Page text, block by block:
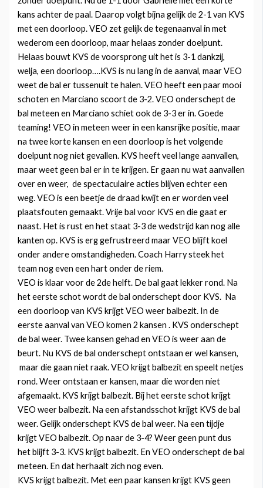
kans achter de paal. Daarop volgt bijna gelijk de 2-1 van KVS
met een doorloop. VEO zet gelijk de tegenaanval in met
wederom een doorloop, maar helaas zonder doelpunt.
Helaas bouwt KVS de voorsprong uit het is 3-1 dankzij,
welja, een doorloop….KVS is nu lang in de aanval, maar VEO
weet de bal er tussenuit te halen. VEO heeft een paar mooi
schoten en Marciano scoort de 3-2. VEO onderschept de
bal meteen en Marciano schiet ook de 3-3 er in. Goede
teaming! VEO in meteen weer in een kansrijke positie, maar
na twee korte kansen en een doorloop is het volgende
doelpunt nog niet gevallen. KVS heeft veel lange aanvallen,
maar weet geen bal er in te krijgen. Er gaan nu wat aanvallen
over en weer, de spectaculaire acties blijven echter een
weg. VEO is een beetje de draad kwijt en er worden veel
plaatsfouten gemaakt. Vrije bal voor KVS en die gaat er
naast. Het is rust en het staat 3-3 de wedstrijd kan nog alle
kanten op. KVS is erg gefrustreerd maar VEO blijft koel
onder andere omstandigheden. Coach Harry steek het
team nog even een hart onder de riem.
VEO is klaar voor de 2de helft. De bal gaat lekker rond. Na
het eerste schot wordt de bal onderschept door KVS. Na
een doorloop van KVS krijgt VEO weer balbezit. In de
eerste aanval van VEO komen 2 kansen . KVS onderschept
de bal weer. Twee kansen gehad en VEO is weer aan de
beurt. Nu KVS de bal onderschept ontstaan er wel kansen,
maar die gaan niet raak. VEO krijgt balbezit en speelt netjes
rond. Weer ontstaan er kansen, maar die worden niet
afgemaakt. KVS krijgt balbezit. Bij het eerste schot krijgt
VEO weer balbezit. Na een afstandsschot krijgt KVS de bal
weer. Gelijk onderschept KVS de bal weer. Na een tijdje
krijgt VEO balbezit. Op naar de 3-4? Weer geen punt dus
het blijft 3-3. KVS krijgt balbezit. En VEO onderschept de bal
meteen. En dat herhaalt zich nog even.
KVS krijgt balbezit. Met een paar kansen krijgt KVS geen